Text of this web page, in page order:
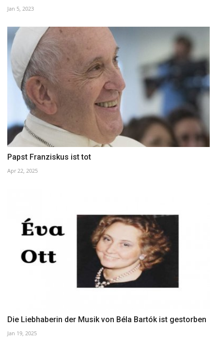
Jan 5, 2023
Papst Franziskus ist tot
Apr 22, 2025
Die Liebhaberin der Musik von Béla Bartók ist gestorben
Jan 19, 2025